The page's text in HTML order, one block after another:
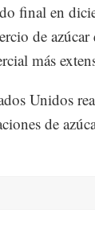
final en
de azúcar
más
Unidos
de